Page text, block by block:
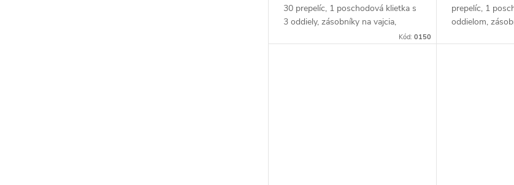
30 prepelíc, ​​1 poschodová klietka s
3 oddiely, zásobníky na vajcia,
Kód:0150
prepelíc, 1
oddielom,